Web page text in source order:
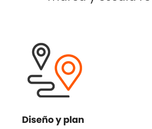
Diseño y plan